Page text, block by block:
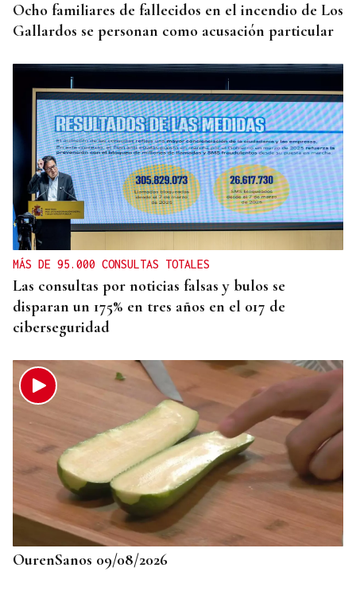
Ocho familiares de fallecidos en el incendio de Los
Gallardos se personan como acusación particular
MÁS DE 95.000 CONSULTAS TOTALES
Las consultas por noticias falsas y bulos se
disparan un 175% en tres años en el 017 de
ciberseguridad
OurenSanos 09/08/2026